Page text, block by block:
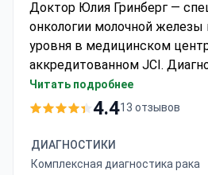
Доктор Юлия Гринберг —
онкологии молочной
уровня в медицинском
аккредитованном JCI.
УЗИ молочных желез (около
обследование, включая
лечения часто включает
которой может составлять
Читать подробнее
4.413 отзывов
ДИАГНОСТИКИ
Комплексная диагностика рака